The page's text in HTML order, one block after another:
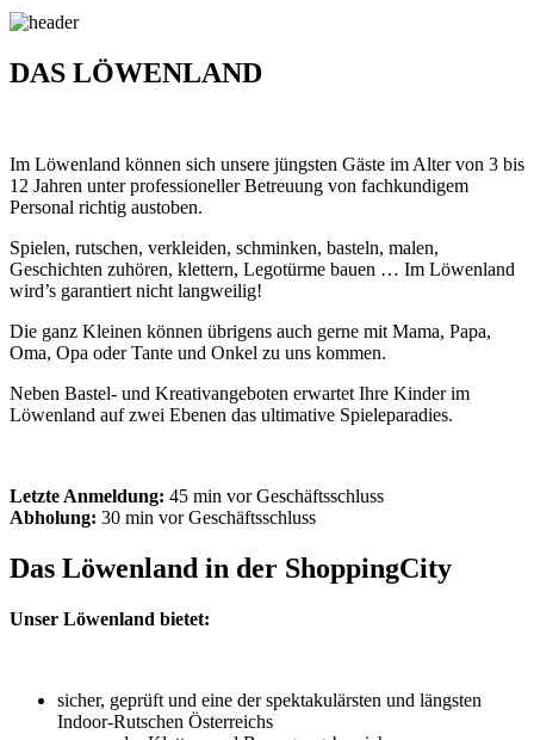
DAS LÖWENLAND
Im Löwenland können sich unsere jüngsten Gäste im Alter von 3 bis
12 Jahren unter professioneller Betreuung von fachkundigem
Personal richtig austoben.
Spielen, rutschen, verkleiden, schminken, basteln, malen,
Geschichten zuhören, klettern, Legotürme bauen … Im Löwenland
wird’s garantiert nicht langweilig!
Die ganz Kleinen können übrigens auch gerne mit Mama, Papa,
Oma, Opa oder Tante und Onkel zu uns kommen.
Neben Bastel- und Kreativangeboten erwartet Ihre Kinder im
Löwenland auf zwei Ebenen das ultimative Spieleparadies.
Letzte Anmeldung: 45 min vor Geschäftsschluss
Abholung: 30 min vor Geschäftsschluss
Das Löwenland in der ShoppingCity
Unser Löwenland bietet:
sicher, geprüft und eine der spektakulärsten und längsten
Indoor-Rutschen Österreichs